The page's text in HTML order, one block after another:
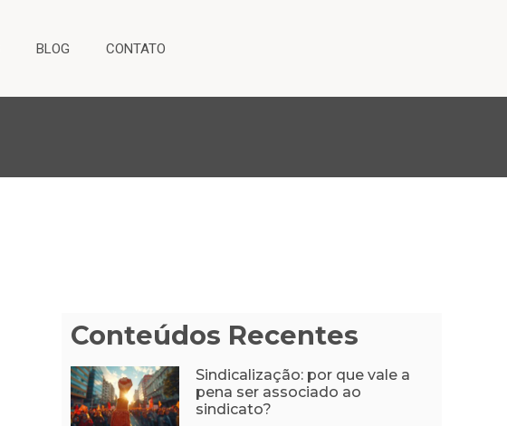
BLOG CONTATO
Conteúdos Recentes
Sindicalização: por que vale a
pena ser associado ao
sindicato?